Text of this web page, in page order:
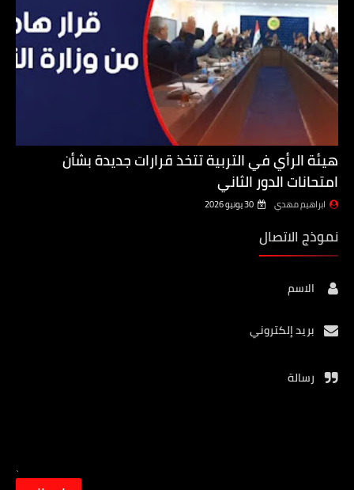
هيئة الرأي في التربية تتخذ قرارات جديدة بشأن
امتحانات الدور الثاني
ابراهيم مهدي 30 يونيو 2026
نموذج الاتصال
الاسم
بريد إلكتروني
رسالة